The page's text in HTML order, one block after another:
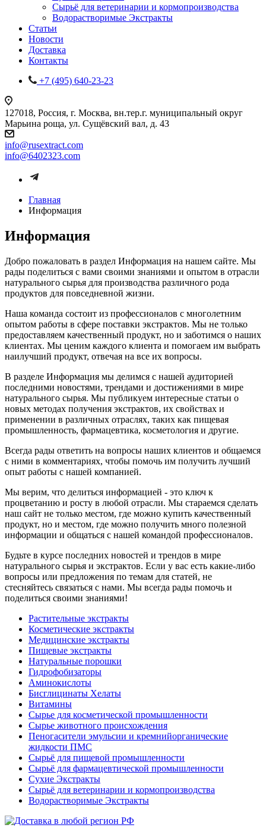
Сырьё для ветеринарии и кормопроизводства
Водорастворимые Экстракты
Статьи
Новости
Доставка
Контакты
+7 (495) 640-23-23
127018, Россия, г. Москва, вн.тер.г. муниципальный округ
Марьина роща, ул. Сущёвский вал, д. 43
info@rusextract.com
info@6402323.com
Главная
Информация
Информация
Добро пожаловать в раздел Информация на нашем сайте. Мы
рады поделиться с вами своими знаниями и опытом в отрасли
натурального сырья для производства различного рода
продуктов для повседневной жизни.
Наша команда состоит из профессионалов с многолетним
опытом работы в сфере поставки экстрактов. Мы не только
предоставляем качественный продукт, но и заботимся о наших
клиентах. Мы ценим каждого клиента и помогаем им выбрать
наилучший продукт, отвечая на все их вопросы.
В разделе Информация мы делимся с нашей аудиторией
последними новостями, трендами и достижениями в мире
натурального сырья. Мы публикуем интересные статьи о
новых методах получения экстрактов, их свойствах и
применении в различных отраслях, таких как пищевая
промышленность, фармацевтика, косметология и другие.
Всегда рады ответить на вопросы наших клиентов и общаемся
с ними в комментариях, чтобы помочь им получить лучший
опыт работы с нашей компанией.
Мы верим, что делиться информацией - это ключ к
процветанию и росту в любой отрасли. Мы стараемся сделать
наш сайт не только местом, где можно купить качественный
продукт, но и местом, где можно получить много полезной
информации и общаться с нашей командой профессионалов.
Будьте в курсе последних новостей и трендов в мире
натурального сырья и экстрактов. Если у вас есть какие-либо
вопросы или предложения по темам для статей, не
стесняйтесь связаться с нами. Мы всегда рады помочь и
поделиться своими знаниями!
Растительные экстракты
Косметические экстракты
Медицинские экстракты
Пищевые экстракты
Натуральные порошки
Гидрофобизаторы
Аминокислоты
Бисглицинаты Хелаты
Витамины
Сырье для косметической промышленности
Сырье животного происхождения
Пеногасители эмульсии и кремнийорганические
жидкости ПМС
Сырьё для пищевой промышленности
Сырьё для фармацевтической промышленности
Сухие Экстракты
Сырьё для ветеринарии и кормопроизводства
Водорастворимые Экстракты